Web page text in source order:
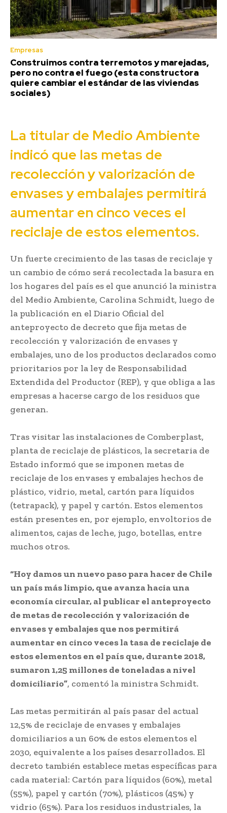
Empresas
Construimos contra terremotos y marejadas,
pero no contra el fuego (esta constructora
quiere cambiar el estándar de las viviendas
sociales)
La titular de Medio Ambiente
indicó que las metas de
recolección y valorización de
envases y embalajes permitirá
aumentar en cinco veces el
reciclaje de estos elementos.
Un fuerte crecimiento de las tasas de reciclaje y
un cambio de cómo será recolectada la basura en
los hogares del país es el que anunció la ministra
del Medio Ambiente, Carolina Schmidt, luego de
la publicación en el Diario Oficial del
anteproyecto de decreto que fija metas de
recolección y valorización de envases y
embalajes, uno de los productos declarados como
prioritarios por la ley de Responsabilidad
Extendida del Productor (REP), y que obliga a las
empresas a hacerse cargo de los residuos que
generan.
Tras visitar las instalaciones de Comberplast,
planta de reciclaje de plásticos, la secretaria de
Estado informó que se imponen metas de
reciclaje de los envases y embalajes hechos de
plástico, vidrio, metal, cartón para líquidos
(tetrapack), y papel y cartón. Estos elementos
están presentes en, por ejemplo, envoltorios de
alimentos, cajas de leche, jugo, botellas, entre
muchos otros.
“Hoy damos un nuevo paso para hacer de Chile
un país más limpio, que avanza hacia una
economía circular, al publicar el anteproyecto
de metas de recolección y valorización de
envases y embalajes que nos permitirá
aumentar en cinco veces la tasa de reciclaje de
estos elementos en el país que, durante 2018,
sumaron 1,25 millones de toneladas a nivel
domiciliario”, comentó la ministra Schmidt.
Las metas permitirán al país pasar del actual
12,5% de reciclaje de envases y embalajes
domiciliarios a un 60% de estos elementos el
2030, equivalente a los países desarrollados. El
decreto también establece metas específicas para
cada material: Cartón para líquidos (60%), metal
(55%), papel y cartón (70%), plásticos (45%) y
vidrio (65%). Para los residuos industriales, la